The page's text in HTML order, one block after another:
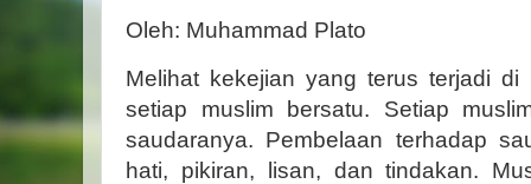
Oleh: Muhammad Plato
Melihat kekejian yang terus terjadi di
setiap muslim bersatu. Setiap
saudaranya. Pembelaan terhadap
hati, pikiran, lisan, dan tindakan.